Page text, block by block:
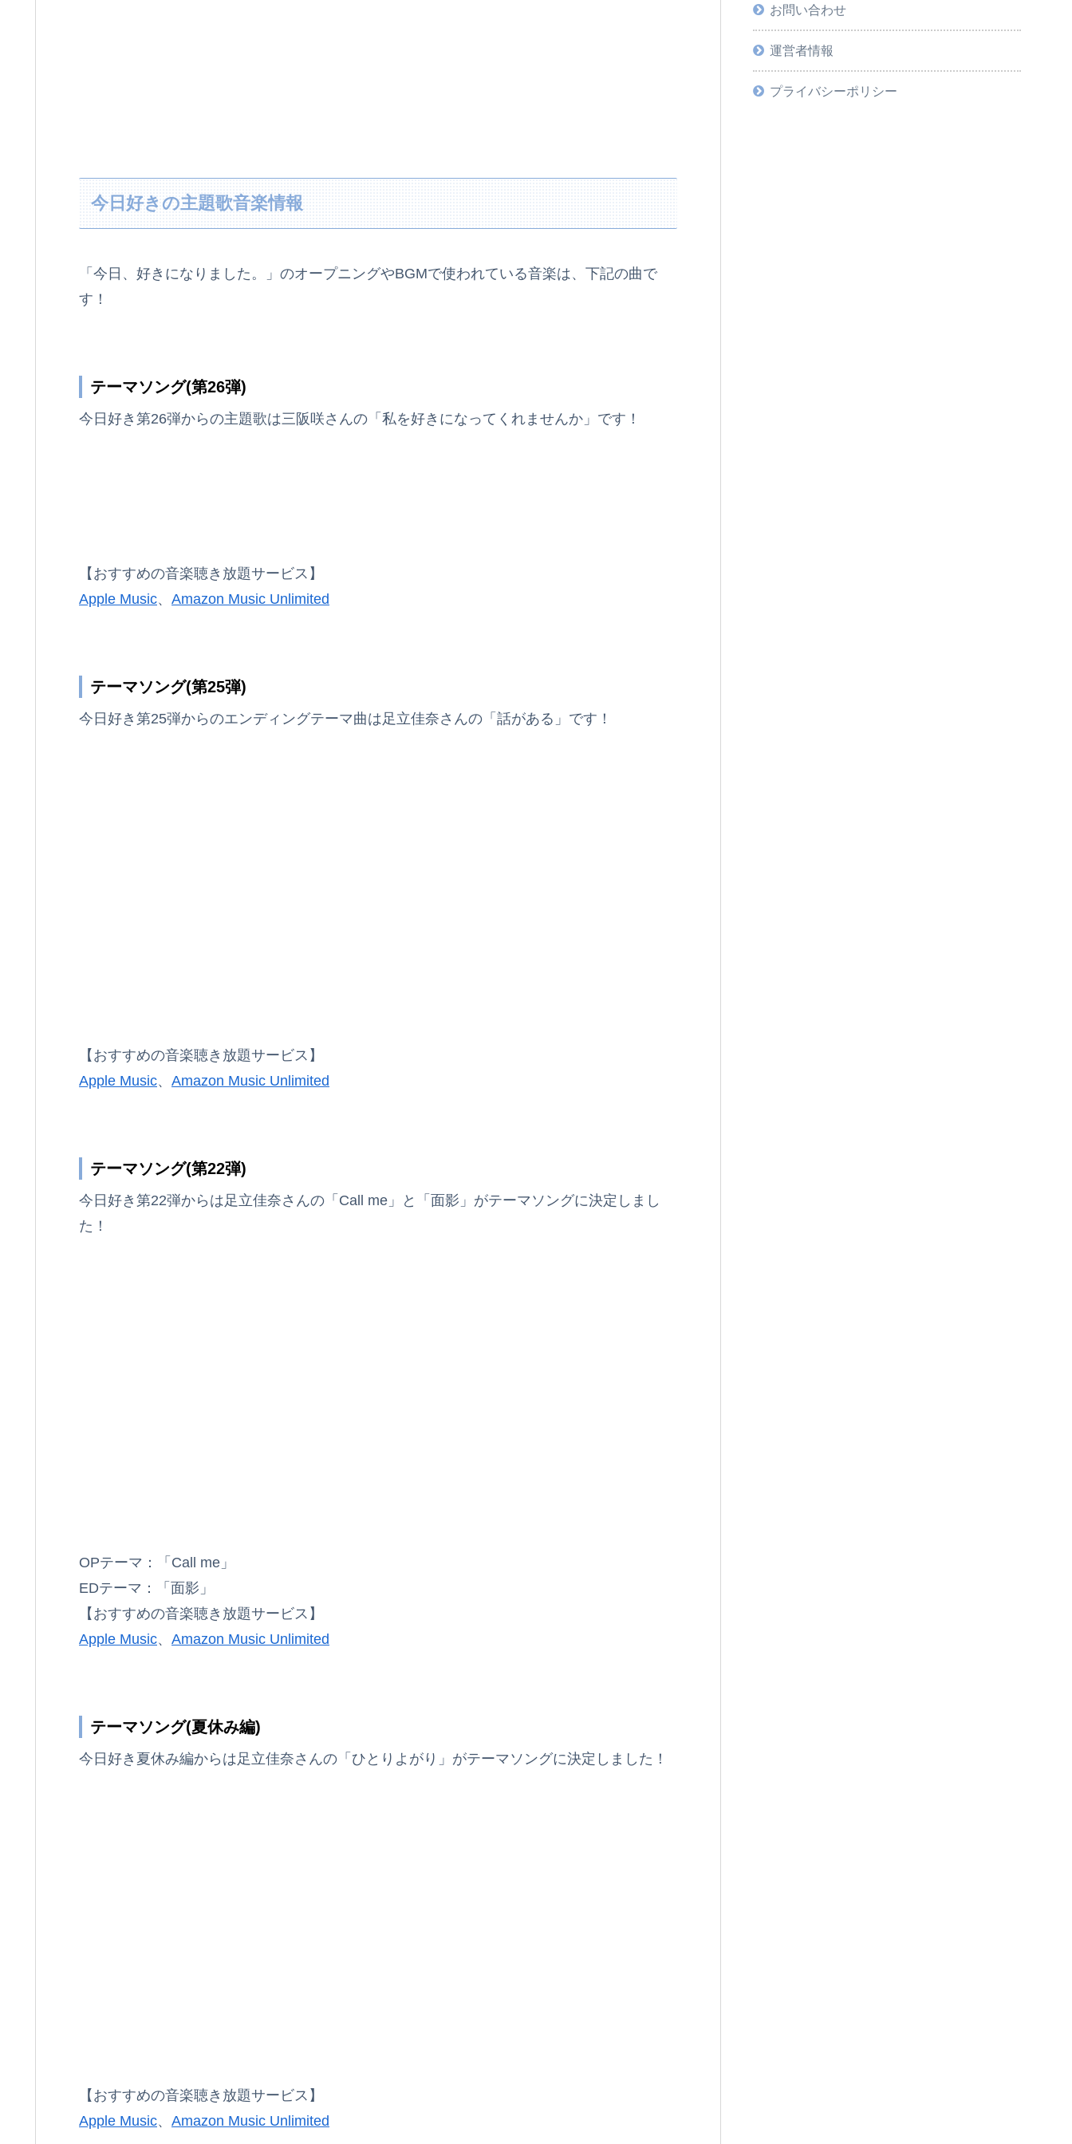
今日好きの主題歌音楽情報
「今日、好きになりました。」のオープニングやBGMで使われている音楽は、下記の曲で
す！
テーマソング(第26弾)
今日好き第26弾からの主題歌は三阪咲さんの「私を好きになってくれませんか」です！
【おすすめの音楽聴き放題サービス】
Apple Music、 Amazon Music Unlimited
テーマソング(第25弾)
今日好き第25弾からのエンディングテーマ曲は足立佳奈さんの「話がある」です！
【おすすめの音楽聴き放題サービス】
Apple Music、 Amazon Music Unlimited
テーマソング(第22弾)
今日好き第22弾からは足立佳奈さんの「Call me」と「面影」がテーマソングに決定しまし
た！
OPテーマ：「Call me」
EDテーマ：「面影」
【おすすめの音楽聴き放題サービス】
Apple Music、 Amazon Music Unlimited
テーマソング(夏休み編)
今日好き夏休み編からは足立佳奈さんの「ひとりよがり」がテーマソングに決定しました！
【おすすめの音楽聴き放題サービス】
Apple Music、 Amazon Music Unlimited
お問い合わせ
運営者情報
プライバシーポリシー